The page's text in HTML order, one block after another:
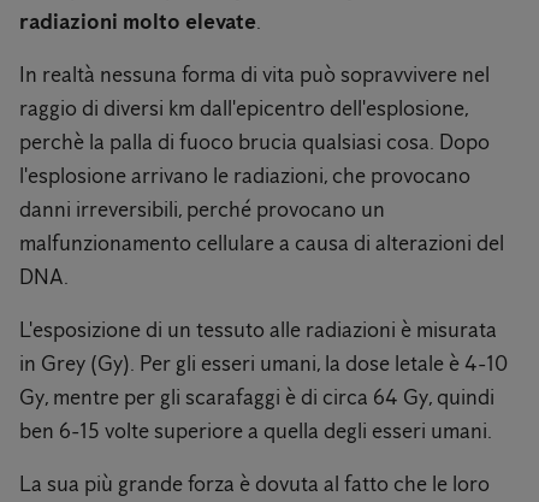
radiazioni molto elevate.
In realtà nessuna forma di vita può sopravvivere nel
raggio di diversi km dall'epicentro dell'esplosione,
perchè la palla di fuoco brucia qualsiasi cosa. Dopo
l'esplosione arrivano le radiazioni, che provocano
danni irreversibili, perché provocano un
malfunzionamento cellulare a causa di alterazioni del
DNA.
L'esposizione di un tessuto alle radiazioni è misurata
in Grey (Gy). Per gli esseri umani, la dose letale è 4-10
Gy, mentre per gli scarafaggi è di circa 64 Gy, quindi
ben 6-15 volte superiore a quella degli esseri umani.
La sua più grande forza è dovuta al fatto che le loro